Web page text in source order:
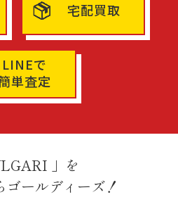
宅配買取
LINEで
単査定
」を
ゴールディーズ！